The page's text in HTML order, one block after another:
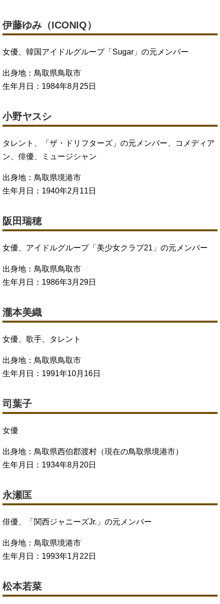
伊藤ゆみ（ICONIQ）
女優、韓国アイドルグループ「Sugar」の元メンバー
出身地：鳥取県鳥取市
生年月日：1984年8月25日
小野ヤスシ
タレント、「ザ・ドリフターズ」の元メンバー、コメディア
ン、俳優、ミュージシャン
出身地：鳥取県境港市
生年月日：1940年2月11日
阪田瑞穂
女優、アイドルグループ「美少女クラブ21」の元メンバー
出身地：鳥取県鳥取市
生年月日：1986年3月29日
瀧本美織
女優、歌手、タレント
出身地：鳥取県鳥取市
生年月日：1991年10月16日
司葉子
女優
出身地：鳥取県西伯郡渡村（現在の鳥取県境港市）
生年月日：1934年8月20日
永瀬匡
俳優、「関西ジャニーズJr.」の元メンバー
出身地：鳥取県境港市
生年月日：1993年1月22日
松本若菜